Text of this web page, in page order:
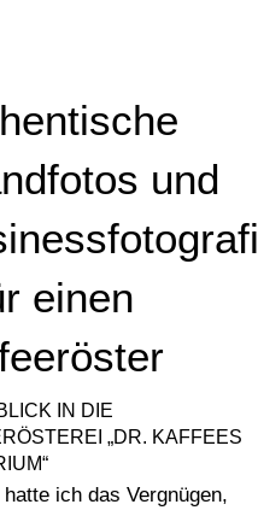
und
einen
IN DIE
„DR. KAFFEES
ich das Vergnügen,